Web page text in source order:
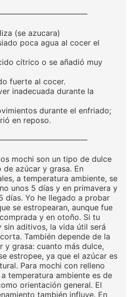
(se azucara)
poca agua al cocer el
cítrico o se añadió muy
fuerte al cocer.
inadecuada durante la
durante el enfriado;
en reposo.
mochi son un tipo de dulce
azúcar y grasa. En
a temperatura ambiente, se
unos 5 días y en primavera y
días. Yo he llegado a probar
se estropearan, aunque fue
y en otoño. Si tu
sin aditivos, la vida útil será
También depende de la
y grasa: cuanto más dulce,
estropee, ya que el azúcar es
Para mochi con relleno
temperatura ambiente es de
orientación general. El
también influye. En